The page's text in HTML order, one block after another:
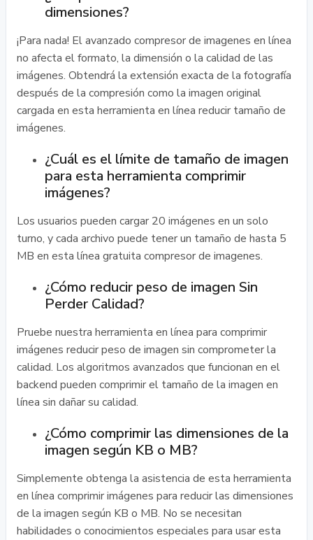
dimensiones?
¡Para nada! El avanzado compresor de imagenes en línea
no afecta el formato, la dimensión o la calidad de las
imágenes. Obtendrá la extensión exacta de la fotografía
después de la compresión como la imagen original
cargada en esta herramienta en línea reducir tamaño de
imágenes.
¿Cuál es el límite de tamaño de imagen
para esta herramienta comprimir
imágenes?
Los usuarios pueden cargar 20 imágenes en un solo
turno, y cada archivo puede tener un tamaño de hasta 5
MB en esta línea gratuita compresor de imagenes.
¿Cómo reducir peso de imagen Sin
Perder Calidad?
Pruebe nuestra herramienta en línea para comprimir
imágenes reducir peso de imagen sin comprometer la
calidad. Los algoritmos avanzados que funcionan en el
backend pueden comprimir el tamaño de la imagen en
línea sin dañar su calidad.
¿Cómo comprimir las dimensiones de la
imagen según KB o MB?
Simplemente obtenga la asistencia de esta herramienta
en línea comprimir imágenes para reducir las dimensiones
de la imagen según KB o MB. No se necesitan
habilidades o conocimientos especiales para usar esta